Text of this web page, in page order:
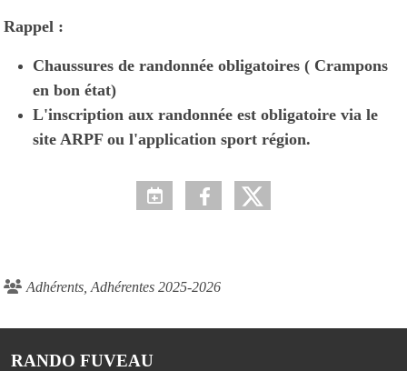
Rappel :
Chaussures de randonnée obligatoires ( Crampons
en bon état)
L'inscription aux randonnée est obligatoire via le
site ARPF ou l'application sport région.
Adhérents, Adhérentes 2025-2026
RANDO FUVEAU